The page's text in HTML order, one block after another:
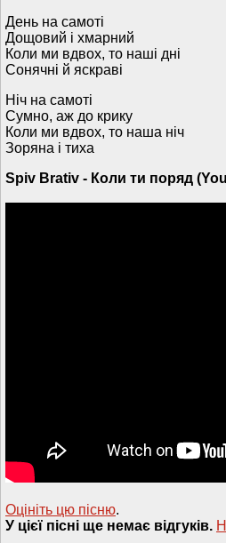
День на самоті
Дощовий і хмарний
Коли ми вдвох, то наші дні
Сонячні й яскраві
Ніч на самоті
Сумно, аж до крику
Коли ми вдвох, то наша ніч
Зоряна і тиха
Spiv Brativ - Коли ти поряд
Оцініть цю пісню.
У цієї пісні ще немає відгуків.